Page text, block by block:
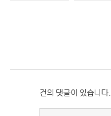
건의 댓글이 있습니다.